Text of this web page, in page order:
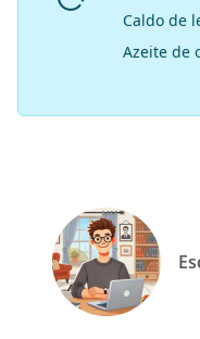
Caldo de
Azeite de